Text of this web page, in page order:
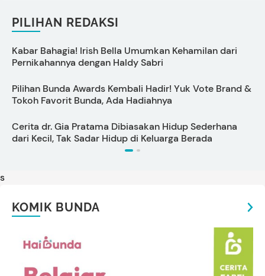
PILIHAN REDAKSI
Kabar Bahagia! Irish Bella Umumkan Kehamilan dari
Pernikahannya dengan Haldy Sabri
Pilihan Bunda Awards Kembali Hadir! Yuk Vote Brand &
Tokoh Favorit Bunda, Ada Hadiahnya
Cerita dr. Gia Pratama Dibiasakan Hidup Sederhana
dari Kecil, Tak Sadar Hidup di Keluarga Berada
s
KOMIK BUNDA